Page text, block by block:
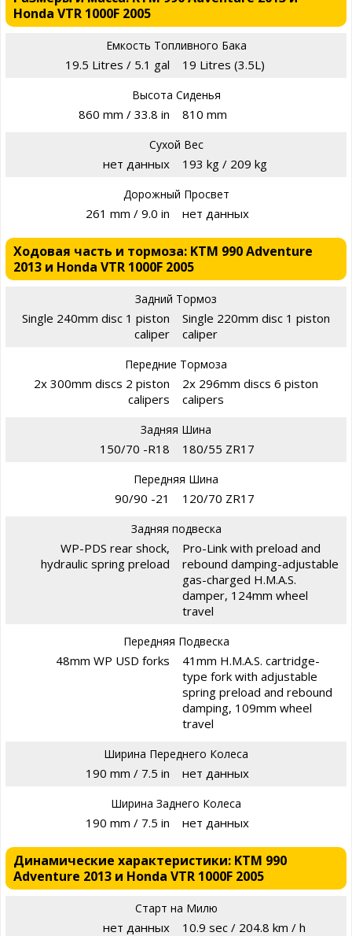
Honda VTR 1000F 2005
Емкость Топливного Бака
19.5 Litres / 5.1 gal 19 Litres (3.5L)
Высота Сиденья
860 mm / 33.8 in 810 mm
Сухой Вес
нет данных 193 kg / 209 kg
Дорожный Просвет
261 mm / 9.0 in нет данных
Ходовая часть и тормоза: KTM 990 Adventure
2013 и Honda VTR 1000F 2005
Задний Тормоз
Single 240mm disc 1 piston
caliper
Single 220mm disc 1 piston
caliper
Передние Тормоза
2x 300mm discs 2 piston
calipers
2x 296mm discs 6 piston
calipers
Задняя Шина
150/70 -R18 180/55 ZR17
Передняя Шина
90/90 -21 120/70 ZR17
Задняя подвеска
WP-PDS rear shock,
hydraulic spring preload
Pro-Link with preload and
rebound damping-adjustable
gas-charged H.M.A.S.
damper, 124mm wheel
travel
Передняя Подвеска
48mm WP USD forks
41mm H.M.A.S. cartridge-
type fork with adjustable
spring preload and rebound
damping, 109mm wheel
travel
Ширина Переднего Колеса
190 mm / 7.5 in нет данных
Ширина Заднего Колеса
190 mm / 7.5 in нет данных
Динамические характеристики: KTM 990
Adventure 2013 и Honda VTR 1000F 2005
Старт на Милю
нет данных 10.9 sec / 204.8 km / h